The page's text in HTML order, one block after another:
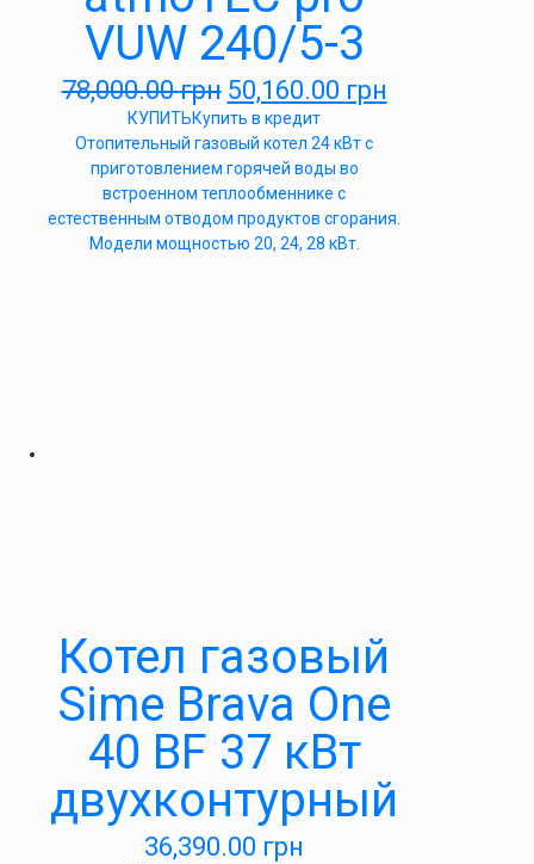
VUW 240/5-3
78,000.00грн 50,160.00 грн
КУПИТЬКупить в кредит
Отопительный газовый котел 24 кВт с
приготовлением горячей воды во
встроенном теплообменнике с
естественным отводом продуктов сгорания.
Модели мощностью 20, 24, 28 кВт.
Котел газовый
Sime Brava One
40 BF 37 кВт
двухконтурный
36,390.00 грн